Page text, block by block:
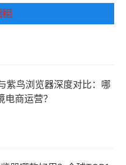
紫鸟浏览器深度对比：哪
商运营？